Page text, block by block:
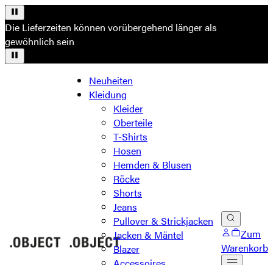
Die Lieferzeiten können vorübergehend länger als
gewöhnlich sein
Neuheiten
Kleidung
Kleider
Oberteile
T-Shirts
Hosen
Hemden & Blusen
Röcke
Shorts
Jeans
Pullover & Strickjacken
Jacken & Mäntel
Blazer
Zum
Warenkorb